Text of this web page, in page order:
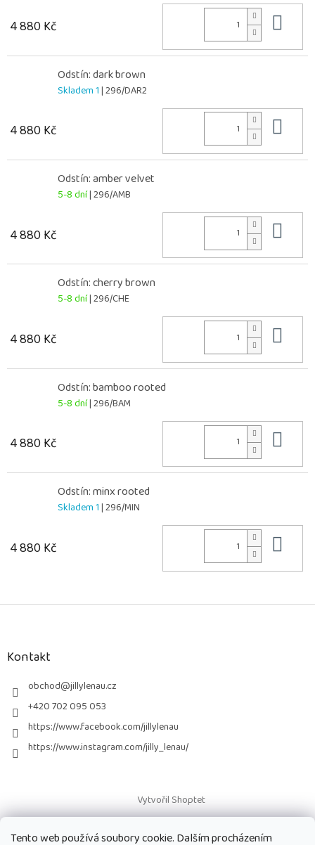
Tento web používá soubory cookie. Dalším procházením
4 880 Kč
Odstín: dark brown
Skladem 1| 296/DAR2
4 880 Kč
Odstín: amber velvet
5-8 dní| 296/AMB
4 880 Kč
Odstín: cherry brown
5-8 dní| 296/CHE
4 880 Kč
Odstín: bamboo rooted
5-8 dní| 296/BAM
4 880 Kč
Odstín: minx rooted
Skladem 1| 296/MIN
4 880 Kč
Z
Kontakt
obchod@jillylenau.cz
+420 702 095 053
https://www.facebook.com/jillylenau
https://www.instagram.com/jilly_lenau/
Vytvořil Shoptet
Copyright 2026Paruky Jilly Lenau s.r.o.. Všechna práva vyhrazena.